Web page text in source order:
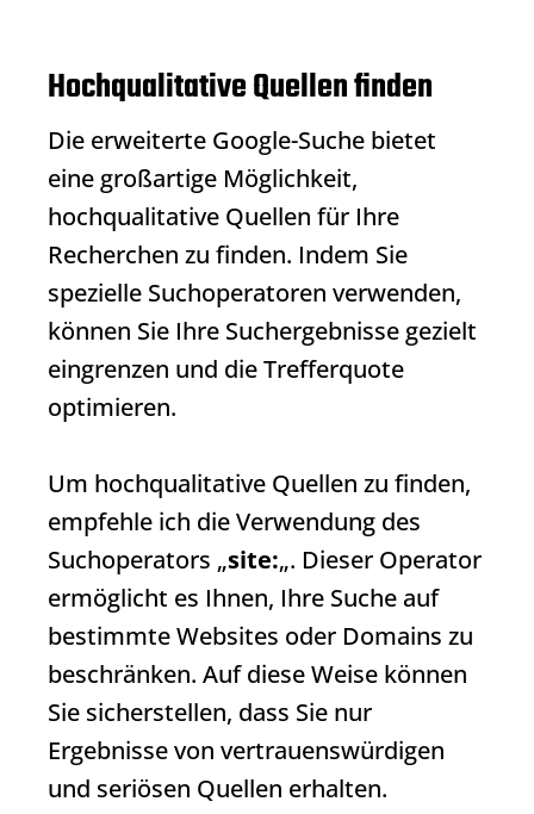
Hochqualitative Quellen finden
Die erweiterte Google-Suche bietet
eine großartige Möglichkeit,
hochqualitative Quellen für Ihre
Recherchen zu finden. Indem Sie
spezielle Suchoperatoren verwenden,
können Sie Ihre Suchergebnisse gezielt
eingrenzen und die Trefferquote
optimieren.
Um hochqualitative Quellen zu finden,
empfehle ich die Verwendung des
Suchoperators „site:„. Dieser Operator
ermöglicht es Ihnen, Ihre Suche auf
bestimmte Websites oder Domains zu
beschränken. Auf diese Weise können
Sie sicherstellen, dass Sie nur
Ergebnisse von vertrauenswürdigen
und seriösen Quellen erhalten.